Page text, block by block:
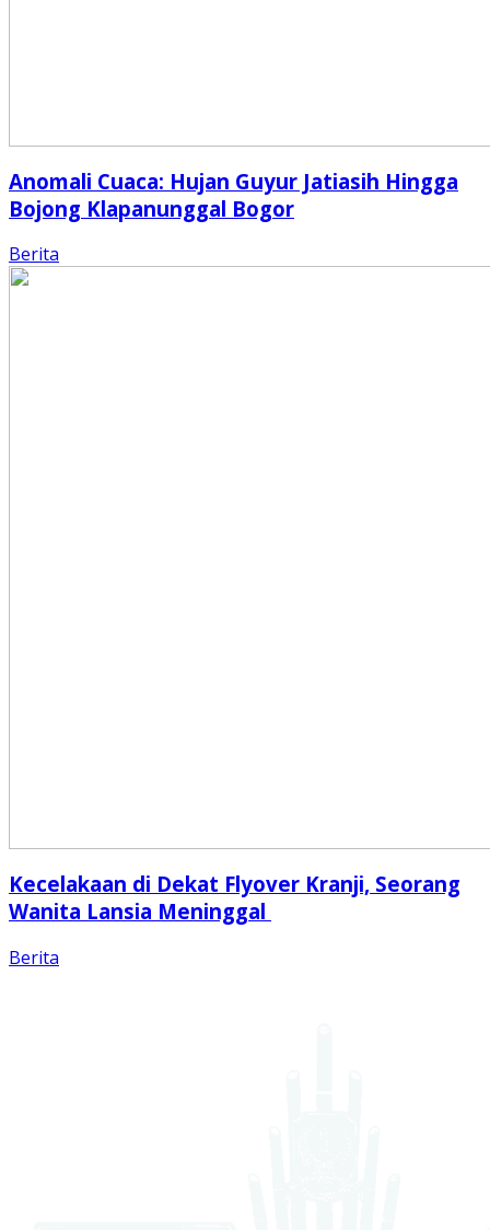
Anomali Cuaca: Hujan Guyur Jatiasih Hingga
Bojong Klapanunggal Bogor
Berita
Kecelakaan di Dekat Flyover Kranji, Seorang
Wanita Lansia Meninggal
Berita